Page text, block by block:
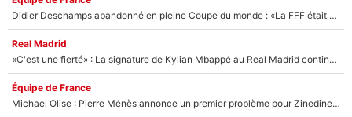
Didier Deschamps abandonné en pleine Coupe du monde : «La FFF était déjà passée à Zinedine Zidane»
Real Madrid
«C'est une fierté» : La signature de Kylian Mbappé au Real Madrid continue de régaler l'Espagne
Équipe de France
Michael Olise : Pierre Ménès annonce un premier problème pour Zinedine Zidane en équipe de France